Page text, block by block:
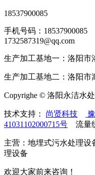
18537900085
手机号码：18537900085
1732587319@qq.com
生产加工基地一：洛阳市
生产加工基地二：洛阳市
Copyrighe © 洛阳永洁水
技术支持： 尚贤科技
41031102000715号 流量
主营：地埋式污水处理设
理设备
欢迎大家前来咨询！